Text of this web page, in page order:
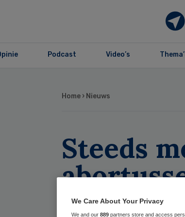
Podcast Video’s
Home › Nieuws
Steeds
We Care About Your Privacy
We and our 889 partners store and access